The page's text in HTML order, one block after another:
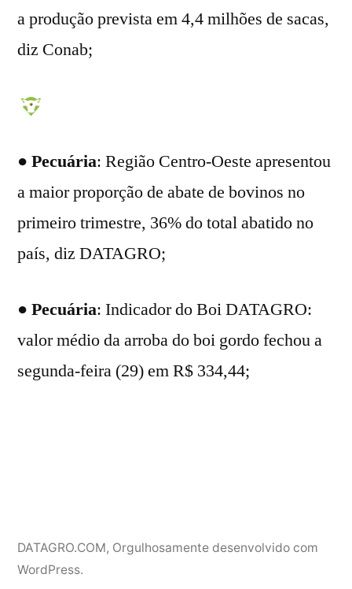
a produção prevista em 4,4 milhões de sacas,
diz Conab;
● Pecuária: Região Centro-Oeste apresentou
a maior proporção de abate de bovinos no
primeiro trimestre, 36% do total abatido no
país, diz DATAGRO;
● Pecuária: Indicador do Boi DATAGRO:
valor médio da arroba do boi gordo fechou a
segunda-feira (29) em R$ 334,44;
DATAGRO.COM, Orgulhosamente desenvolvido com
WordPress.